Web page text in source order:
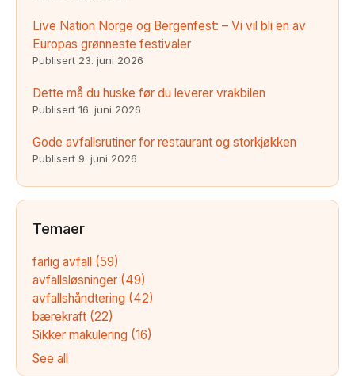
Live Nation Norge og Bergenfest: – Vi vil bli en av
Europas grønneste festivaler
Publisert 23. juni 2026
Dette må du huske før du leverer vrakbilen
Publisert 16. juni 2026
Gode avfallsrutiner for restaurant og storkjøkken
Publisert 9. juni 2026
Temaer
farlig avfall (59)
avfallsløsninger (49)
avfallshåndtering (42)
bærekraft (22)
Sikker makulering (16)
See all